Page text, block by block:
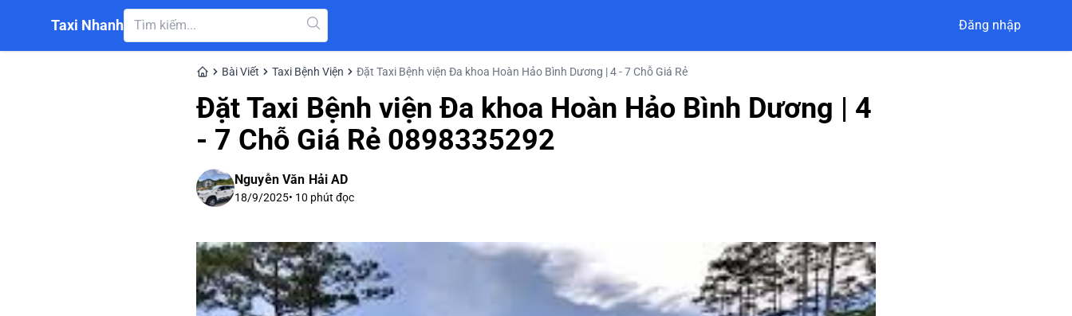
Taxi Nhanh Đăng nhập
Bài Viết Taxi Bệnh Viện Đặt Taxi Bệnh viện Đa khoa Hoàn Hảo Bình Dương | 4 - 7 Chỗ Giá Rẻ
Đặt Taxi Bệnh viện Đa khoa Hoàn Hảo Bình Dương | 4
- 7 Chỗ Giá Rẻ 0898335292
Nguyễn Văn Hải AD
18/9/2025• 10 phút đọc